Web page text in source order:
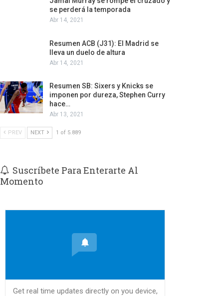
se perderá la temporada
Abr 14, 2021
Resumen ACB (J31): El Madrid se
lleva un duelo de altura
Abr 14, 2021
Resumen SB: Sixers y Knicks se
imponen por dureza, Stephen Curry
hace…
Abr 13, 2021
PREV NEXT 1 of 5.889
Suscríbete Para Enterarte Al
Momento
Get real time updates directly on you device,